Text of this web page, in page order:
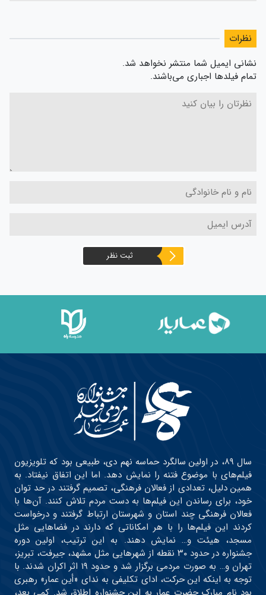
نظرات
نشانی ایمیل شما منتشر نخواهد شد.
تمام فیلدها اجباری می‌باشند.
ثبت نظر
سال ۸۹، در اولین سالگرد حماسه نهم دی، طبیعی بود که تلویزیون
فیلم‌های با موضوع فتنه را نمایش دهد. اما این اتفاق نیفتاد. به
همین دلیل، تعدادی از فعالان فرهنگی، تصمیم گرفتند در حد توان
خود، برای رساندن این فیلم‌ها به دست مردم تلاش کنند. آن‌ها با
فعالان فرهنگی چند استان و شهرستان ارتباط گرفتند و درخواست
کردند این فیلم‌ها را با هر امکاناتی که دارند در فضاهایی مثل
مسجد، هیئت و… نمایش دهند. به این ترتیب، اولین دوره
جشنواره در حدود ۳۰ نقطه از شهرهایی مثل مشهد، جیرفت، تبریز،
تهران و… به صورت مردمی برگزار شد و حدود ۱۹ اثر اکران شدند. با
توجه به اینکه این حرکت، ادای تکلیفی به ندای «أین عمار» رهبری